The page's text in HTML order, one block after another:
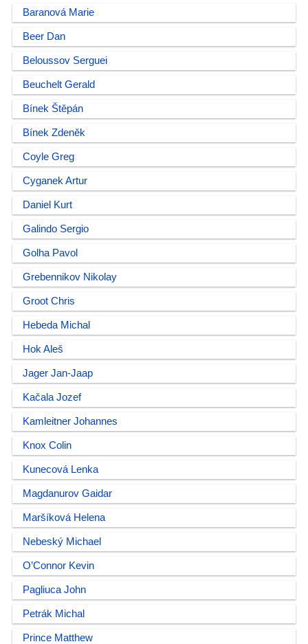
Baranová Marie
Beer Dan
Beloussov Serguei
Beuchelt Gerald
Bínek Štěpán
Bínek Zdeněk
Coyle Greg
Cyganek Artur
Daniel Kurt
Galindo Sergio
Golha Pavol
Grebennikov Nikolay
Groot Chris
Hebeda Michal
Hok Aleš
Jager Jan-Jaap
Kačala Jozef
Kamleitner Johannes
Knox Colin
Kunecová Lenka
Magdanurov Gaidar
Maršíková Helena
Nebeský Michael
O’Connor Kevin
Pagliuca John
Petrák Michal
Prince Matthew